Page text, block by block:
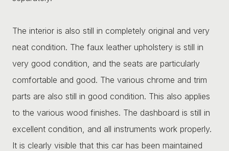
The interior is also still in completely original and very
neat condition. The faux leather upholstery is still in
very good condition, and the seats are particularly
comfortable and good. The various chrome and trim
parts are also still in good condition. This also applies
to the various wood finishes. The dashboard is still in
excellent condition, and all instruments work properly.
It is clearly visible that this car has been maintained